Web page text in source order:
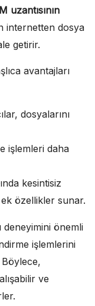
uzantısının
internetten dosya
getirir.
avantajları
dosyalarını
işlemleri daha
kesintisiz
özellikler sunar.
deneyimini önemli
işlemlerini
Böylece,
ve